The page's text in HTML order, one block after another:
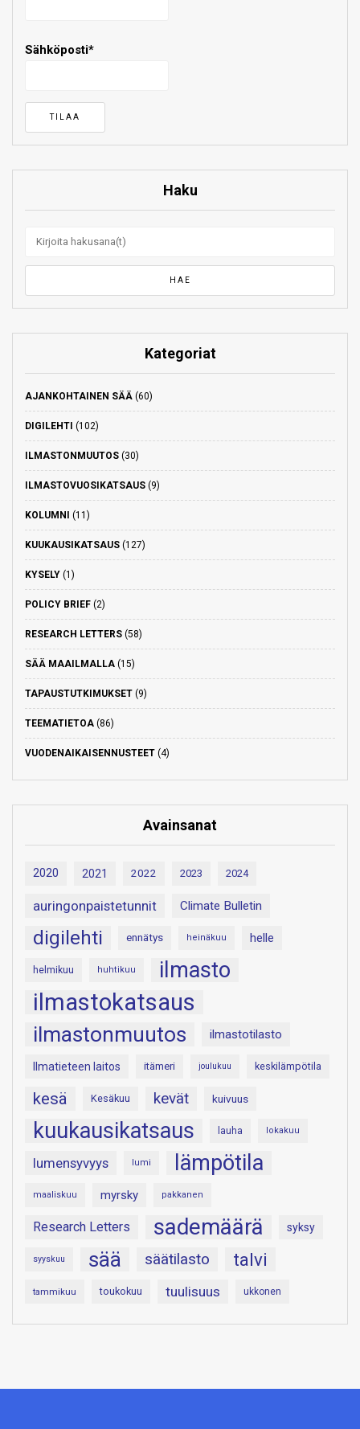
Sähköposti*
Haku
Kategoriat
AJANKOHTAINEN SÄÄ (60)
DIGILEHTI (102)
ILMASTONMUUTOS (30)
ILMASTOVUOSIKATSAUS (9)
KOLUMNI (11)
KUUKAUSIKATSAUS (127)
KYSELY (1)
POLICY BRIEF (2)
RESEARCH LETTERS (58)
SÄÄ MAAILMALLA (15)
TAPAUSTUTKIMUKSET (9)
TEEMATIETOA (86)
VUODENAIKAISENNUSTEET (4)
Avainsanat
2020 2021 2022 2023 2024
auringonpaistetunnit Climate Bulletin
digilehti ennätys heinäkuu helle
helmikuu huhtikuu ilmasto
ilmastokatsaus
ilmastonmuutos ilmastotilasto
Ilmatieteen laitos itämeri joulukuu keskilämpötila
kesä Kesäkuu kevät kuivuus
kuukausikatsaus lauha lokakuu
lumensyvyys lumi lämpötila
maaliskuu myrsky pakkanen
Research Letters sademäärä syksy
syyskuu sää säätilasto talvi
tammikuu toukokuu tuulisuus ukkonen